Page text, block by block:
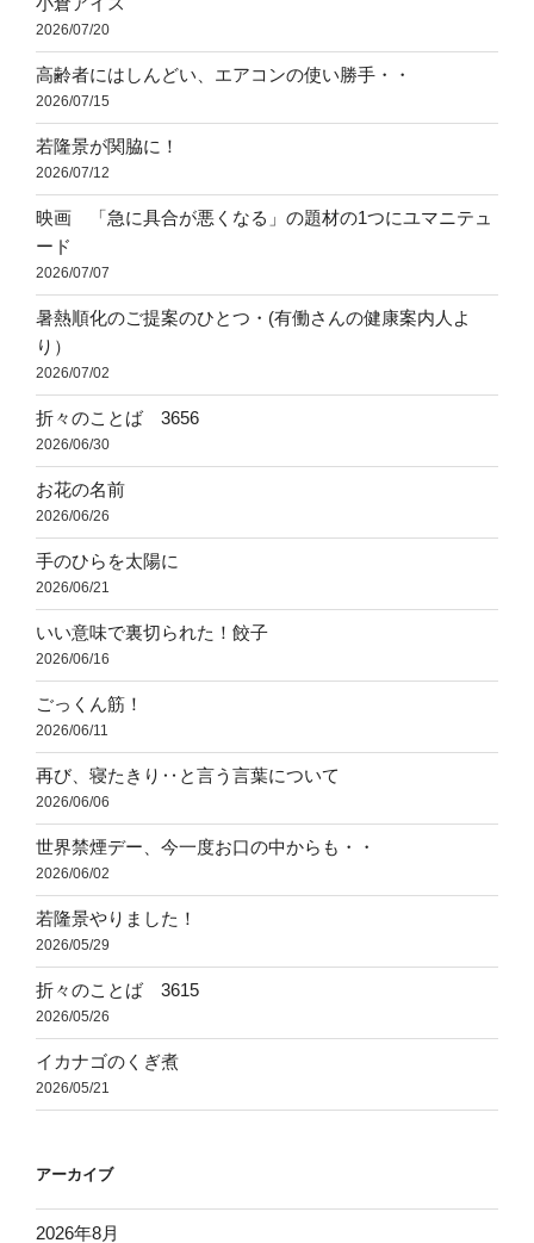
2026/07/20
高齢者にはしんどい、エアコンの使い勝手・・
2026/07/15
若隆景が関脇に！
2026/07/12
映画 「急に具合が悪くなる」の題材の1つにユマニテュ
ード
2026/07/07
暑熱順化のご提案のひとつ・(有働さんの健康案内人よ
り）
2026/07/02
折々のことば 3656
2026/06/30
お花の名前
2026/06/26
手のひらを太陽に
2026/06/21
いい意味で裏切られた！餃子
2026/06/16
ごっくん筋！
2026/06/11
再び、寝たきり‥と言う言葉について
2026/06/06
世界禁煙デー、今一度お口の中からも・・
2026/06/02
若隆景やりました！
2026/05/29
折々のことば 3615
2026/05/26
イカナゴのくぎ煮
2026/05/21
アーカイブ
2026年8月